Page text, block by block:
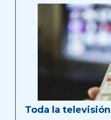
Toda la